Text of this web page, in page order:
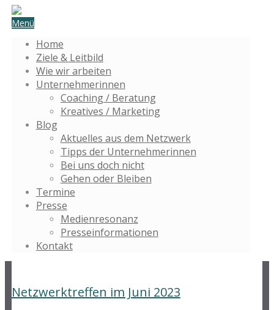
Menü
Home
Ziele & Leitbild
Wie wir arbeiten
Unternehmerinnen
Coaching / Beratung
Kreatives / Marketing
Blog
Aktuelles aus dem Netzwerk
Tipps der Unternehmerinnen
Bei uns doch nicht
Gehen oder Bleiben
Termine
Presse
Medienresonanz
Presseinformationen
Kontakt
Netzwerktreffen im Juni 2023